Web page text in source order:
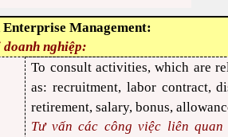
Management:
nghiệp:
To consult activities, which are
as: recruitment, labor contract,
retirement, salary, bonus,
Tư vấn các công việc liên